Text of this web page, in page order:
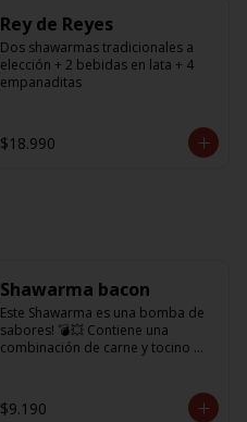
en los comentarios, si desea
agregar a todos debe agregar la
cantidad exacta igual a la cantidad
de shawarmas de la promoción)
Rey de Reyes
Dos shawarmas tradicionales a
elección + 2 bebidas en lata + 4
empanaditas
$18.990
Shawarma bacon
Este Shawarma es una bomba de
sabores! 💣💥 Contiene una
combinación de carne y tocino
y la exquisita salsa BBQ
$9.190